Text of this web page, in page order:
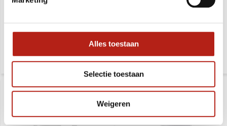
Alles toestaan
Selectie toestaan
Weigeren
26,99